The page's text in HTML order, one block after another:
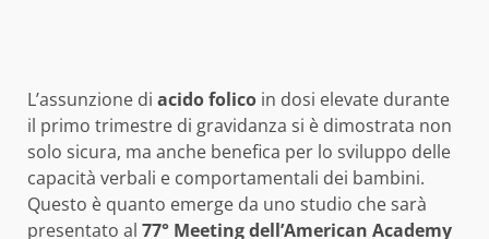
L’assunzione di acido folico in dosi elevate durante
il primo trimestre di gravidanza si è dimostrata non
solo sicura, ma anche benefica per lo sviluppo delle
capacità verbali e comportamentali dei bambini.
Questo è quanto emerge da uno studio che sarà
presentato al 77° Meeting dell’American Academy